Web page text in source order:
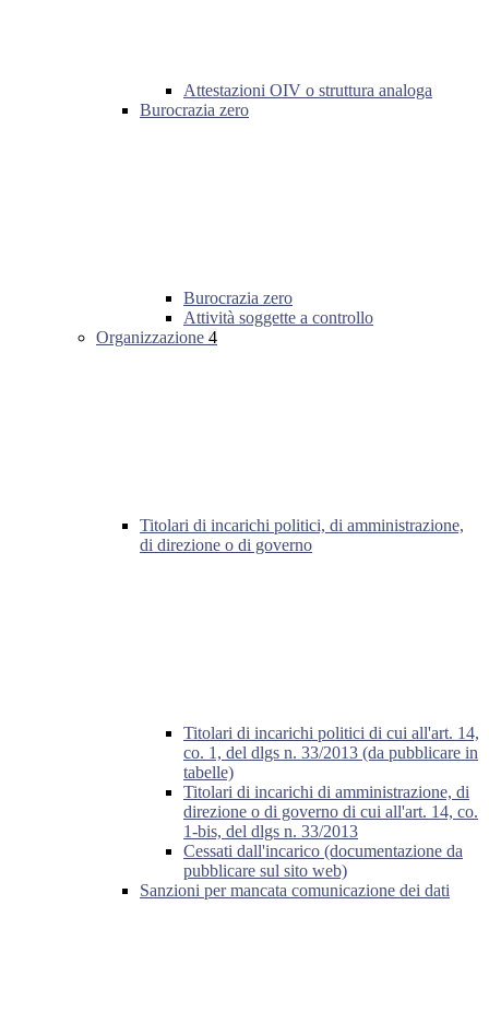
Attestazioni OIV o struttura analoga
Burocrazia zero
Burocrazia zero
Attività soggette a controllo
Organizzazione 4
Titolari di incarichi politici, di amministrazione,
di direzione o di governo
Titolari di incarichi politici di cui all'art. 14,
co. 1, del dlgs n. 33/2013 (da pubblicare in
tabelle)
Titolari di incarichi di amministrazione, di
direzione o di governo di cui all'art. 14, co.
1-bis, del dlgs n. 33/2013
Cessati dall'incarico (documentazione da
pubblicare sul sito web)
Sanzioni per mancata comunicazione dei dati